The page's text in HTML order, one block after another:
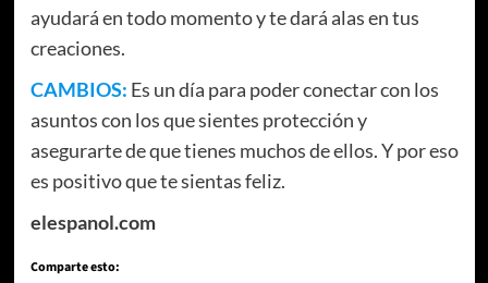
ayudará en todo momento y te dará alas en tus
creaciones.
CAMBIOS: Es un día para poder conectar con los
asuntos con los que sientes protección y
asegurarte de que tienes muchos de ellos. Y por eso
es positivo que te sientas feliz.
elespanol.com
Comparte esto: